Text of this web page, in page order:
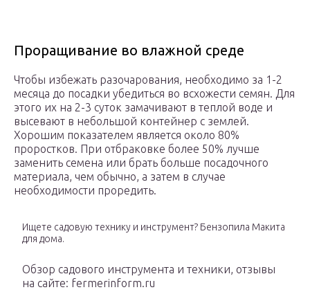
Проращивание во влажной среде
Чтобы избежать разочарования, необходимо за 1-2
месяца до посадки убедиться во всхожести семян. Для
этого их на 2-3 суток замачивают в теплой воде и
высевают в небольшой контейнер с землей.
Хорошим показателем является около 80%
проростков. При отбраковке более 50% лучше
заменить семена или брать больше посадочного
материала, чем обычно, а затем в случае
необходимости проредить.
Ищете садовую технику и инструмент? Бензопила Макита
для дома.
Обзор садового инструмента и техники, отзывы
на сайте: fermerinform.ru